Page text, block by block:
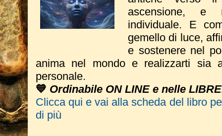
ascensione, e
individuale. E
gemello di luce,
e sostenere nel
anima nel mondo e realizzarti sia
personale.
💙 Ordinabile ON LINE e nelle
Clicca qui e vai alla scheda del libro
di più